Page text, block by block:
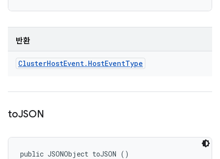
반환
ClusterHostEvent. HostEventType
toJSON
public JSONObject toJSON ()